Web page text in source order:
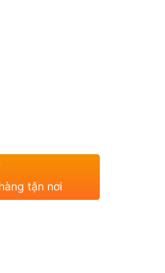
tận nơi